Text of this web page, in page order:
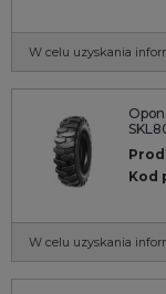
W celu uzyskania
Kod
W celu uzyskania